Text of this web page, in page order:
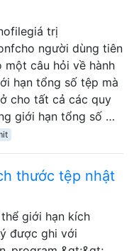
trị
người dùng tiên
câu hỏi về hành
hạn tổng số tệp mà
cho tất cả các quy
giới hạn tổng số …
thước tệp nhật
giới hạn kích
được ghi với